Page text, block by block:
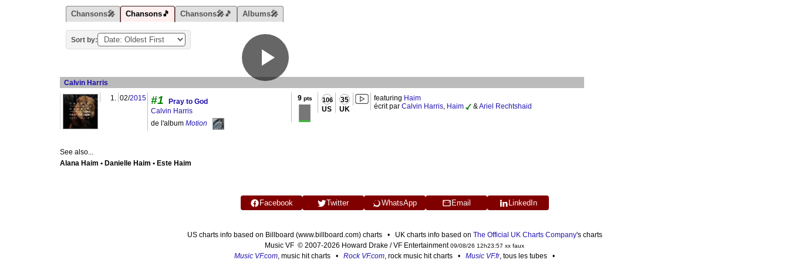
Chansons🎤 Chansons🎵 Chansons🎤🎵 Albums🎤
Sort by:
Calvin Harris
1. 02/2015 #1
Pray to God
Calvin Harris
de l'album Motion
9pts
106
US
35
UK
featuring Haim
écrit par Calvin Harris, Haim &Ariel Rechtshaid
See also...
Alana Haim • Danielle Haim • Este Haim
Facebook Twitter WhatsApp Email LinkedIn
US charts info based on Billboard (www.billboard.com) charts • UK charts info based on The Official UK Charts Company's charts
Music VF © 2007-2026 Howard Drake / VF Entertainment09/08/26 12h23:57 xx faux
Music VF.com, music hit charts • Rock VF.com, rock music hit charts • Music VF.fr, tous les tubes •